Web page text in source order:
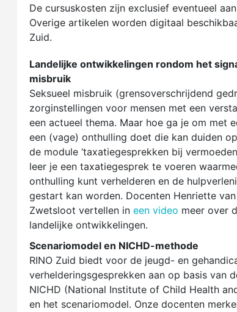
De cursuskosten zijn exclusief eventueel
Overige artikelen worden digitaal
Zuid.
Landelijke ontwikkelingen rondom het
misbruik
Seksueel misbruik (grensoverschrijdend
zorginstellingen voor mensen met een
een actueel thema. Maar hoe ga je om met
een (vage) onthulling doet die kan duiden
de module ‘taxatiegesprekken bij
leer je een taxatiegesprek te voeren
onthulling kunt verhelderen en de
gestart kan worden. Docenten Henriette
Zwetsloot vertellen in een video meer over
landelijke ontwikkelingen.
Scenariomodel en NICHD-methode
RINO Zuid biedt voor de jeugd- en
verhelderingsgesprekken aan op basis van
NICHD (National Institute of Child Health
en het scenariomodel. Onze docenten